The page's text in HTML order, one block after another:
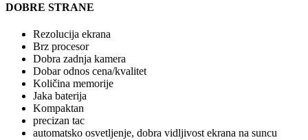
DOBRE STRANE
Rezolucija ekrana
Brz procesor
Dobra zadnja kamera
Dobar odnos cena/kvalitet
Količina memorije
Jaka baterija
Kompaktan
precizan tac
automatsko osvetljenje, dobra vidljivost ekrana na suncu